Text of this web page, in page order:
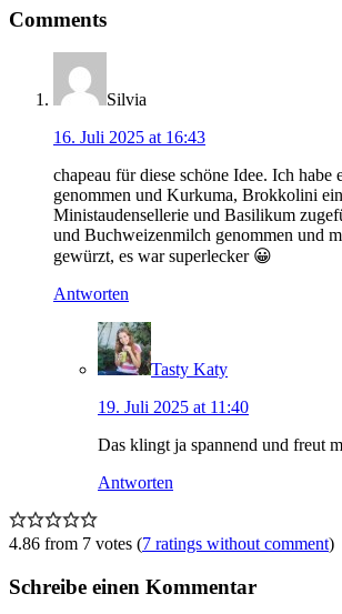
Comments
Silvia
16. Juli 2025 at 16:43
chapeau für diese schöne Idee. Ich habe
genommen und Kurkuma, Brokkolini
Ministaudensellerie und Basilikum
und Buchweizenmilch genommen und
gewürzt, es war superlecker 😀
Antworten
Tasty Katy
19. Juli 2025 at 11:40
Das klingt ja spannend und freut
Antworten
4.86 from 7 votes (7 ratings without comment)
Schreibe einen Kommentar